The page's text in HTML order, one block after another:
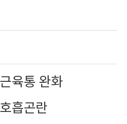
근육통 완화
호흡곤란